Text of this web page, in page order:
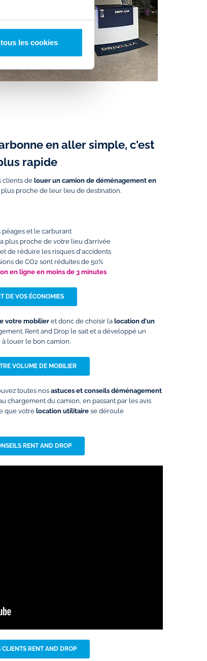
les cookies
en aller simple, c'est
rapide
clients de louer un camion de déménagement en
proche de leur lieu de destination.
péages et le carburant
plus proche de votre lieu d’arrivée
de réduire les risques d'accidents
de CO2 sont réduites de 50%
en ligne en moins de 3 minutes
DE VOS ÉCONOMIES
votre mobilier et donc de choisir la location d'un
Rent and Drop le sait et a développé un
à louer le bon camion.
VOLUME DE MOBILIER
toutes nosastuces et conseils déménagement
chargement du camion, en passant par les avis
que votrelocation utilitaire se déroule
RENT AND DROP
CLIENTS RENT AND DROP